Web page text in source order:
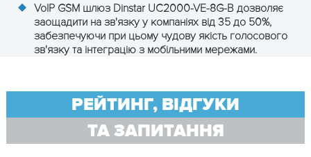
VoIP GSM шлюз Dinstar UC2000-VE-8G-B дозволяє
заощадити на зв'язку у компаніях від 35 до 50%,
забезпечуючи при цьому чудову якість голосового
зв'язку та інтеграцію з мобільними мережами.
РЕЙТИНГ, ВІДГУКИ
ТА ЗАПИТАННЯ